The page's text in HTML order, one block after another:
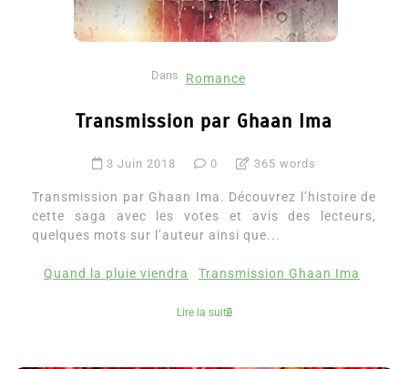
Dans Romance
Transmission par Ghaan Ima
3 Juin 2018 0 365 words
Transmission par Ghaan Ima. Découvrez l’histoire de
cette saga avec les votes et avis des lecteurs,
quelques mots sur l’auteur ainsi que...
Quand la pluie viendra Transmission Ghaan Ima
Lire la suite